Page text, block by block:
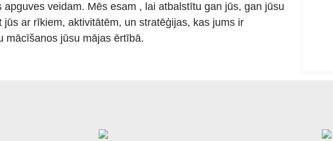
apguves veidam. Mēs esam , lai atbalstītu gan jūs, gan jūsu
jūs ar rīkiem, aktivitātēm, un stratēģijas, kas jums ir
mācīšanos jūsu mājas ērtībā.